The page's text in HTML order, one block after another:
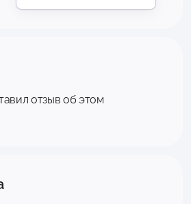
отзыв об этом